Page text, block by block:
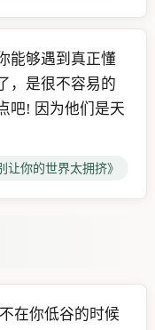
能够遇到真正懂
，是很不容易的
吧! 因为他们是天
让你的世界太拥挤》
在你低谷的时候